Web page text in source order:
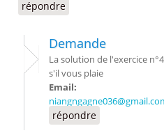
répondre
Demande
La solution de l'exercice n°4
s'il vous plaie
Email:
répondre